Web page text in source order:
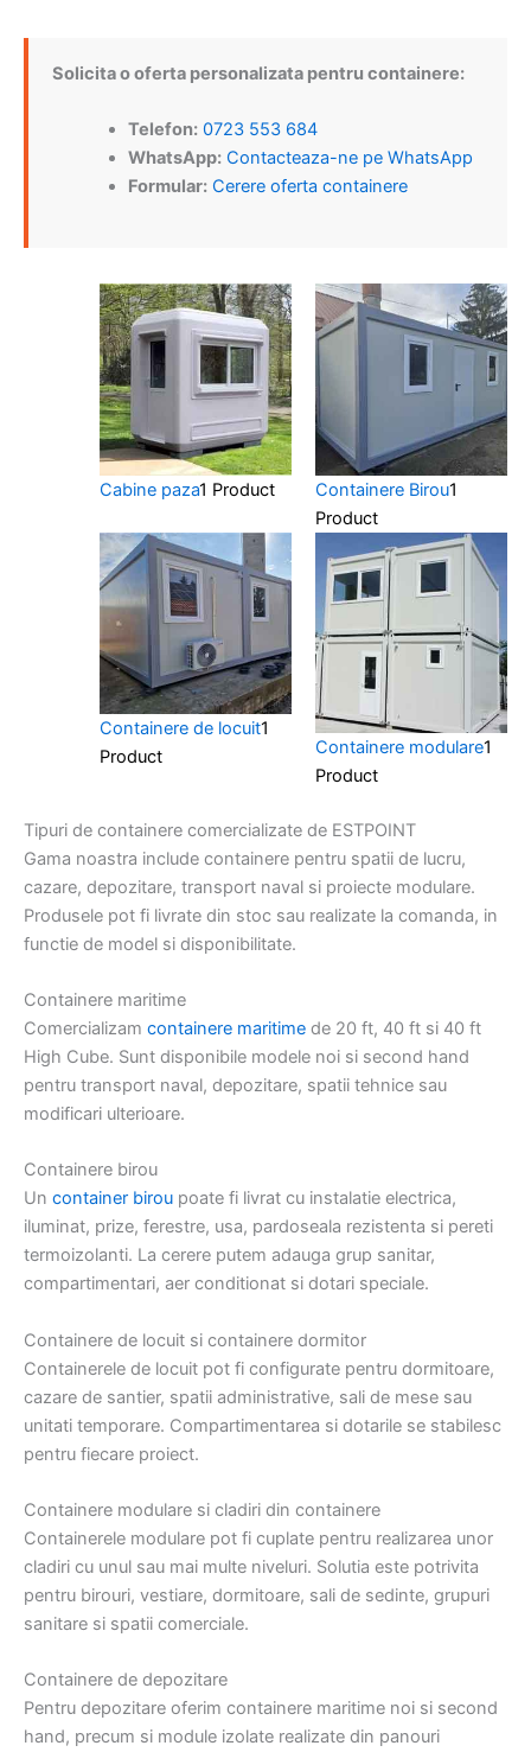
Solicita o oferta personalizata pentru containere:
Telefon: 0723 553 684
WhatsApp: Contacteaza-ne pe WhatsApp
Formular: Cerere oferta containere
Cabine paza1 Product Containere Birou1
Product
Containere de locuit1
Product
Containere modulare1
Product
Tipuri de containere comercializate de ESTPOINT
Gama noastra include containere pentru spatii de lucru,
cazare, depozitare, transport naval si proiecte modulare.
Produsele pot fi livrate din stoc sau realizate la comanda, in
functie de model si disponibilitate.
Containere maritime
Comercializam containere maritime de 20 ft, 40 ft si 40 ft
High Cube. Sunt disponibile modele noi si second hand
pentru transport naval, depozitare, spatii tehnice sau
modificari ulterioare.
Containere birou
Un container birou poate fi livrat cu instalatie electrica,
iluminat, prize, ferestre, usa, pardoseala rezistenta si pereti
termoizolanti. La cerere putem adauga grup sanitar,
compartimentari, aer conditionat si dotari speciale.
Containere de locuit si containere dormitor
Containerele de locuit pot fi configurate pentru dormitoare,
cazare de santier, spatii administrative, sali de mese sau
unitati temporare. Compartimentarea si dotarile se stabilesc
pentru fiecare proiect.
Containere modulare si cladiri din containere
Containerele modulare pot fi cuplate pentru realizarea unor
cladiri cu unul sau mai multe niveluri. Solutia este potrivita
pentru birouri, vestiare, dormitoare, sali de sedinte, grupuri
sanitare si spatii comerciale.
Containere de depozitare
Pentru depozitare oferim containere maritime noi si second
hand, precum si module izolate realizate din panouri